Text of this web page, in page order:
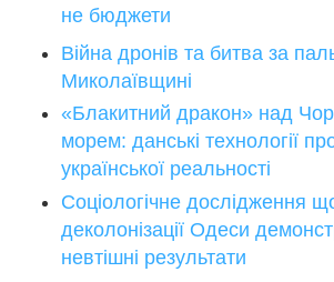
не бюджети
Війна дронів та битва за
Миколаївщині
«Блакитний дракон» над
морем: данські технології
української реальності
Соціологічне дослідження
деколонізації Одеси
невтішні результати